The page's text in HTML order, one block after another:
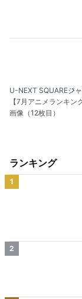
U-NEXT SQUAREジ
画像（12枚目）
ランキング
1
2